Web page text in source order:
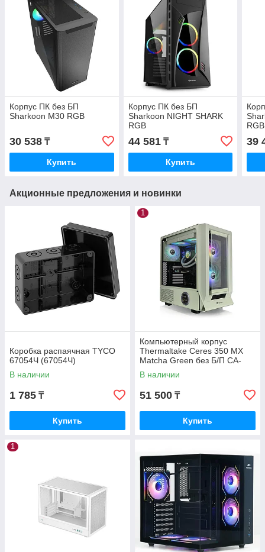
Корпус ПК без БП
Sharkoon M30 RGB
30 538 ₸
Купить
Корпус ПК без БП
Sharkoon NIGHT SHARK
RGB
44 581₸
Купить
39
Акционные предложения и новинки
Коробка распаячная TYCO
67054Ч (67054Ч)
В наличии
1 785 ₸
Купить
1
Компьютерный корпус
Thermaltake Ceres 350 MX
Matcha Green без Б/П CA-
1Z3-00MEWN-00
В наличии
51 500 ₸
Купить
1